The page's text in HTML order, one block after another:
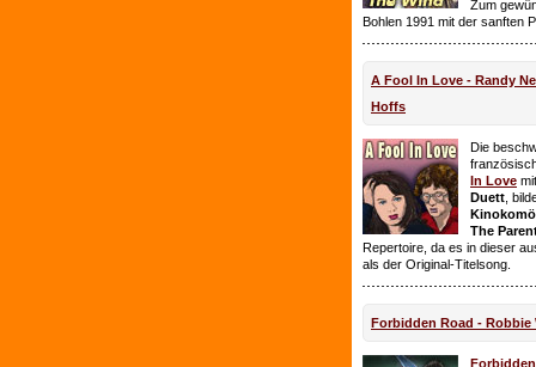
Zum
Bohlen 1991 mit der sanften
A Fool In Love - Randy
Hoffs
Die
In Love
Duett ,
The
Repertoire, da es in dieser
als der Original-Titelsong.
Forbidden Road - Robbie